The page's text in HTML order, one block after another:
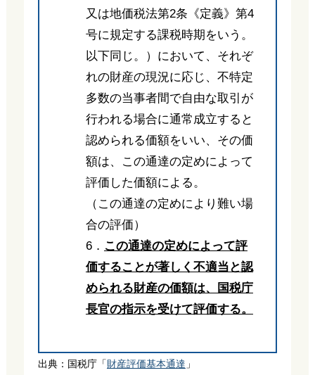
又は地価税法第2条《定義》第4
号に規定する課税時期をいう。
以下同じ。）において、それぞ
れの財産の現況に応じ、不特定
多数の当事者間で自由な取引が
行われる場合に通常成立すると
認められる価額をいい、その価
額は、この通達の定めによって
評価した価額による。
（この通達の定めにより難い場
合の評価）
6． この通達の定めによって評
価することが著しく不適当と認
められる財産の価額は、国税庁
長官の指示を受けて評価する。
出典：国税庁「 財産評価基本通達 」